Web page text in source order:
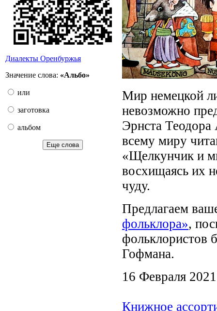
Диалекты Оренбуржья
Значение слова: «Альбо»
или
заготовка
альбом
Еще слова
Мир немецкой
невозможно
Эрнста
всему миру
«Щелкунчик и
восхищаясь их
чуду.
Предлагаем
фольклора»,
фольклористов
Гофмана.
16 Февраля 2021
Книжное